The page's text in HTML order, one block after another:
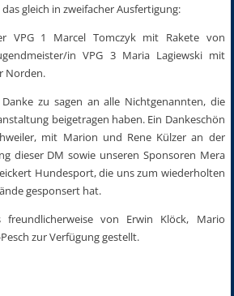
gleich in zweifacher Ausfertigung:
VPG 1 Marcel Tomczyk mit Rakete von
in VPG 3 Maria Lagiewski mit
Norden.
zu sagen an alle Nichtgenannten, die
beigetragen haben. Ein Dankeschön
mit Marion und Rene Külzer an der
dieser DM sowie unseren Sponsoren Mera
Hundesport, die uns zum wiederholten
gesponsert hat.
von Erwin Klöck, Mario
zur Verfügung gestellt.